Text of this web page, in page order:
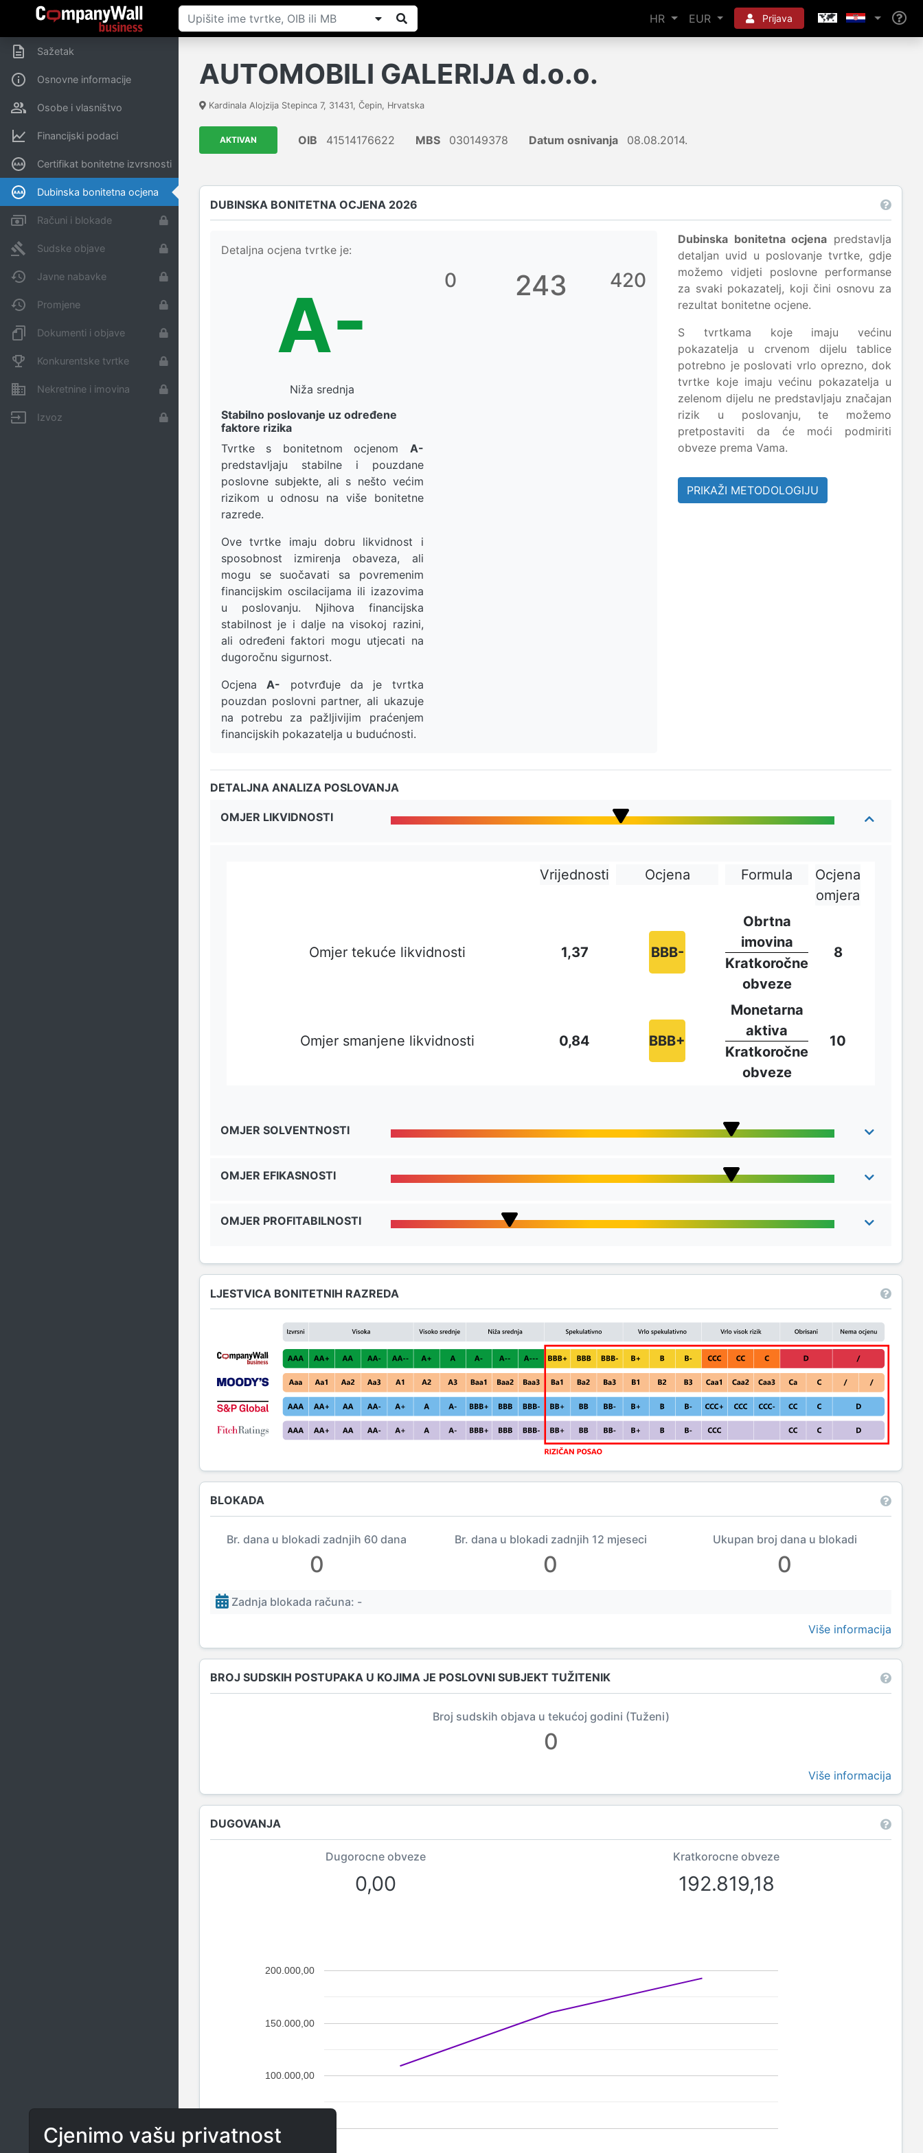
HR EUR Prijava
Sažetak
Osnovne informacije
Osobe i vlasništvo
Financijski podaci
Certifikat bonitetne izvrsnosti
Dubinska bonitetna ocjena
Računi i blokade
Sudske objave
Javne nabavke
Promjene
Dokumenti i objave
Konkurentske tvrtke
Nekretnine i imovina
Izvoz
AUTOMOBILI GALERIJA d.o.o.
Kardinala Alojzija Stepinca 7, 31431, Čepin, Hrvatska
AKTIVAN OIB 41514176622 MBS 030149378 Datum osnivanja 08.08.2014.
DUBINSKA BONITETNA OCJENA 2026
Detaljna ocjena tvrtke je:
A-
Niža srednja
Stabilno poslovanje uz određene
faktore rizika
Tvrtke s bonitetnom ocjenom A-
predstavljaju stabilne i pouzdane
poslovne subjekte, ali s nešto većim
rizikom u odnosu na više bonitetne
razrede.
Ove tvrtke imaju dobru likvidnost i
sposobnost izmirenja obaveza, ali
mogu se suočavati sa povremenim
financijskim oscilacijama ili izazovima
u poslovanju. Njihova financijska
stabilnost je i dalje na visokoj razini,
ali određeni faktori mogu utjecati na
dugoročnu sigurnost.
OcjenaA- potvrđuje da je tvrtka
pouzdan poslovni partner, ali ukazuje
na potrebu za pažljivijim praćenjem
financijskih pokazatelja u budućnosti.
0 243 420
Dubinska bonitetna ocjena predstavlja
detaljan uvid u poslovanje tvrtke, gdje
možemo vidjeti poslovne performanse
za svaki pokazatelj, koji čini osnovu za
rezultat bonitetne ocjene.
S tvrtkama koje imaju većinu
pokazatelja u crvenom dijelu tablice
potrebno je poslovati vrlo oprezno, dok
tvrtke koje imaju većinu pokazatelja u
zelenom dijelu ne predstavljaju značajan
rizik u poslovanju, te možemo
pretpostaviti da će moći podmiriti
obveze prema Vama.
PRIKAŽI METODOLOGIJU
DETALJNA ANALIZA POSLOVANJA
OMJER LIKVIDNOSTI
Vrijednosti Ocjena Formula
Ocjena
omjera
Omjer tekuće likvidnosti 1,37 BBB-
Obrtna
imovina
Kratkoročne
obveze
8
Omjer smanjene likvidnosti 0,84 BBB+
Monetarna
aktiva
Kratkoročne
obveze
10
OMJER SOLVENTNOSTI
OMJER EFIKASNOSTI
OMJER PROFITABILNOSTI
LJESTVICA BONITETNIH RAZREDA
BLOKADA
Br. dana u blokadi zadnjih 60 dana
0
Br. dana u blokadi zadnjih 12 mjeseci
0
Ukupan broj dana u blokadi
0
Zadnja blokada računa: -
Više informacija
BROJ SUDSKIH POSTUPAKA U KOJIMA JE POSLOVNI SUBJEKT TUŽITENIK
Broj sudskih objava u tekućoj godini (Tuženi)
0
Više informacija
DUGOVANJA
Dugorocne obveze
0,00
Kratkorocne obveze
192.819,18
50.000,00
100.000,00
150.000,00
200.000,00
Cjenimo vašu privatnost